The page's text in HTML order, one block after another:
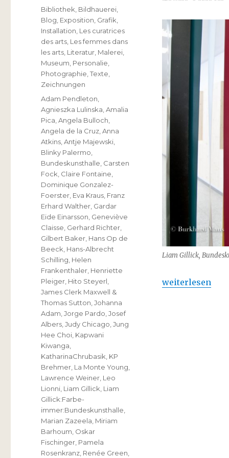
Liam Gillick,
„Liam Gillick :
weiterlesen
am
Kategorien
Bibliothek Bildhauerei
Blog Exposition Grafik
Installation Les curatrices
des arts Les femmes dans
les arts Literatur Malerei
Museum Personalie
Photographie ,Texte
Zeichnungen
Schlagwörter
Adam Pendleton
Agnieszka Lulinska ,Amalia
Pica ,Angela Bulloch
Angela de la Cruz ,Anna
Atkins ,Antje Majewski
Blinky Palermo
Bundeskunsthalle Carsten
Fock Claire Fontaine
Dominique Gonzalez-
Foerster Eva Kraus Franz
Erhard Walther Gardar
Eide Einarsson Geneviève
Claisse Gerhard Richter
Gilbert Baker Hans Op de
Beeck Hans-Albrecht
Schilling Helen
Frankenthaler Henriette
Pleiger Hito Steyerl
James Clerk Maxwell &
Thomas Sutton ,Johanna
Adam ,Jorge Pardo ,Josef
Albers ,Judy Chicago ,Jung
Hee Choi Kapwani
Kiwanga
KatharinaChrubasik KP
Brehmer La Monte Young
Lawrence Weiner Leo
Lionni Liam Gillick Liam
Gillick:Farbe-
immer:Bundeskunsthalle
Marian Zazeela Miriam
Barhoum Oskar
Fischinger Pamela
Rosenkranz Renée Green